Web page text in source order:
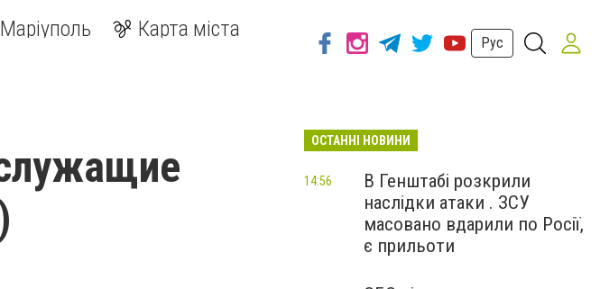
Карта міста
Рус
ОСТАННІ НОВИНИ
В Генштабі розкрили
наслідки атаки . ЗСУ
масовано вдарили по Росії,
є прильоти
14:56